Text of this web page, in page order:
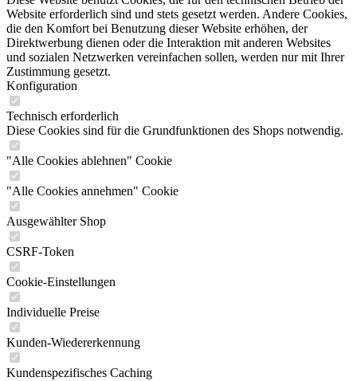
Website erforderlich sind und stets gesetzt werden. Andere Cookies,
die den Komfort bei Benutzung dieser Website erhöhen, der
Direktwerbung dienen oder die Interaktion mit anderen Websites
und sozialen Netzwerken vereinfachen sollen, werden nur mit Ihrer
Zustimmung gesetzt.
Konfiguration
Technisch erforderlich
Diese Cookies sind für die Grundfunktionen des Shops notwendig.
"Alle Cookies ablehnen" Cookie
"Alle Cookies annehmen" Cookie
Ausgewählter Shop
CSRF-Token
Cookie-Einstellungen
Individuelle Preise
Kunden-Wiedererkennung
Kundenspezifisches Caching